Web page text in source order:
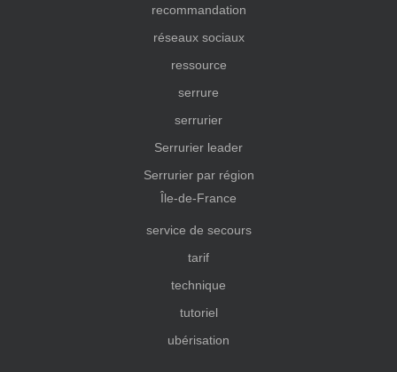
recommandation
réseaux sociaux
ressource
serrure
serrurier
Serrurier leader
Serrurier par région
Île-de-France
service de secours
tarif
technique
tutoriel
ubérisation